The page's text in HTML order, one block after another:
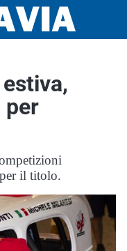
per
il titolo.